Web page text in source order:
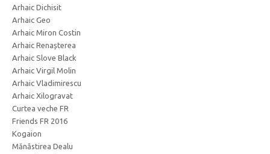
Arhaic Dichisit
Arhaic Geo
Arhaic Miron Costin
Arhaic Renașterea
Arhaic Slove Black
Arhaic Virgil Molin
Arhaic Vladimirescu
Arhaic Xilogravat
Curtea veche FR
Friends FR 2016
Kogaion
Mănăstirea Dealu